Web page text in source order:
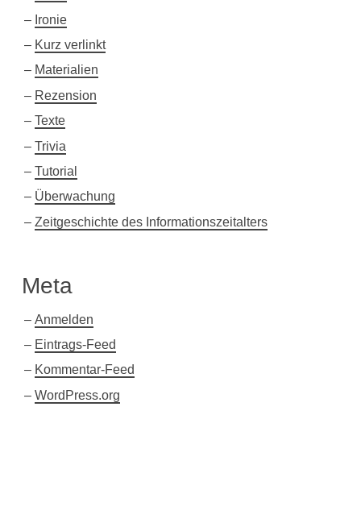
Ironie
Kurz verlinkt
Materialien
Rezension
Texte
Trivia
Tutorial
Überwachung
Zeitgeschichte des Informationszeitalters
Meta
Anmelden
Eintrags-Feed
Kommentar-Feed
WordPress.org